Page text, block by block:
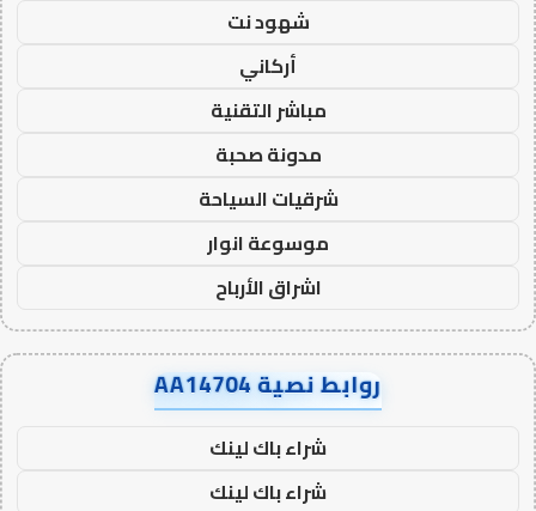
شهود نت
أركاني
مباشر التقنية
مدونة صحبة
شرقيات السياحة
موسوعة انوار
اشراق الأرباح
روابط نصية AA14704
شراء باك لينك
شراء باك لينك